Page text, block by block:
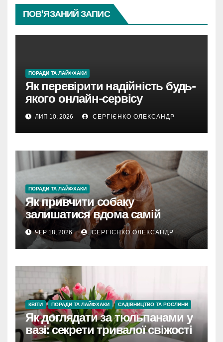
ПОВ’ЯЗАНИЙ ЗАПИС
ПОРАДИ ТА ЛАЙФХАКИ
Як перевірити надійність будь-
якого онлайн-сервісу
ЛИП 10, 2026 СЕРГІЄНКО ОЛЕКСАНДР
ПОРАДИ ТА ЛАЙФХАКИ
Як привчити собаку
залишатися вдома самій
ЧЕР 18, 2026 СЕРГІЄНКО ОЛЕКСАНДР
КВІТИ ПОРАДИ ТА ЛАЙФХАКИ САДІВНИЦТВО ТА РОСЛИНИ
Як доглядати за тюльпанами у
вазі: секрети тривалої свіжості